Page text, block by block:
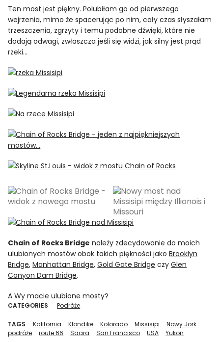
Ten most jest piękny. Polubiłam go od pierwszego
wejrzenia, mimo że spacerując po nim, cały czas słyszałam
trzeszczenia, zgrzyty i temu podobne dźwięki, które nie
dodają odwagi, zwłaszcza jeśli się widzi, jak silny jest prąd
rzeki…
Chain of Rocks Bridge należy zdecydowanie do moich
ulubionych mostów obok takich piękności jakoBrooklyn
Bridge,Manhattan Bridge,Gold Gate Bridge czyGlen
Canyon Dam Bridge.
A Wy macie ulubione mosty?
CATEGORIES Podróże
TAGS Kalifornia Klondike Kolorado Missisipi
Nowy Jork
podróże
route 66 Saara San Francisco USA Yukon